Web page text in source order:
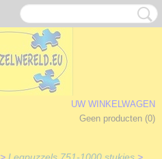
UW WINKELWAGEN
Geen producten (0)